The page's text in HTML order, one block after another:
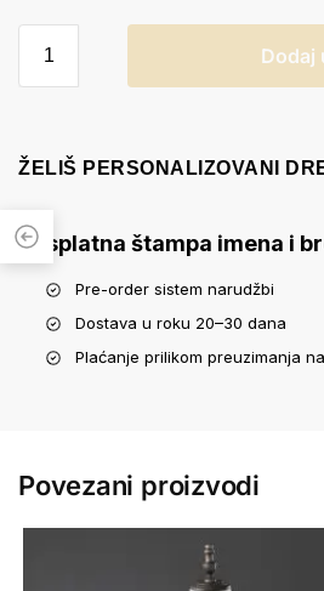
Dodaj
ŽELIŠ PERSONALIZOVANI
Besplatna štampa imena i
Pre-order sistem narudžbi
Dostava u roku 20–30 dana
Plaćanje prilikom preuzimanja
Povezani proizvodi